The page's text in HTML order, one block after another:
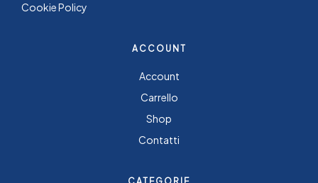
Cookie Policy
ACCOUNT
Account
Carrello
Shop
Contatti